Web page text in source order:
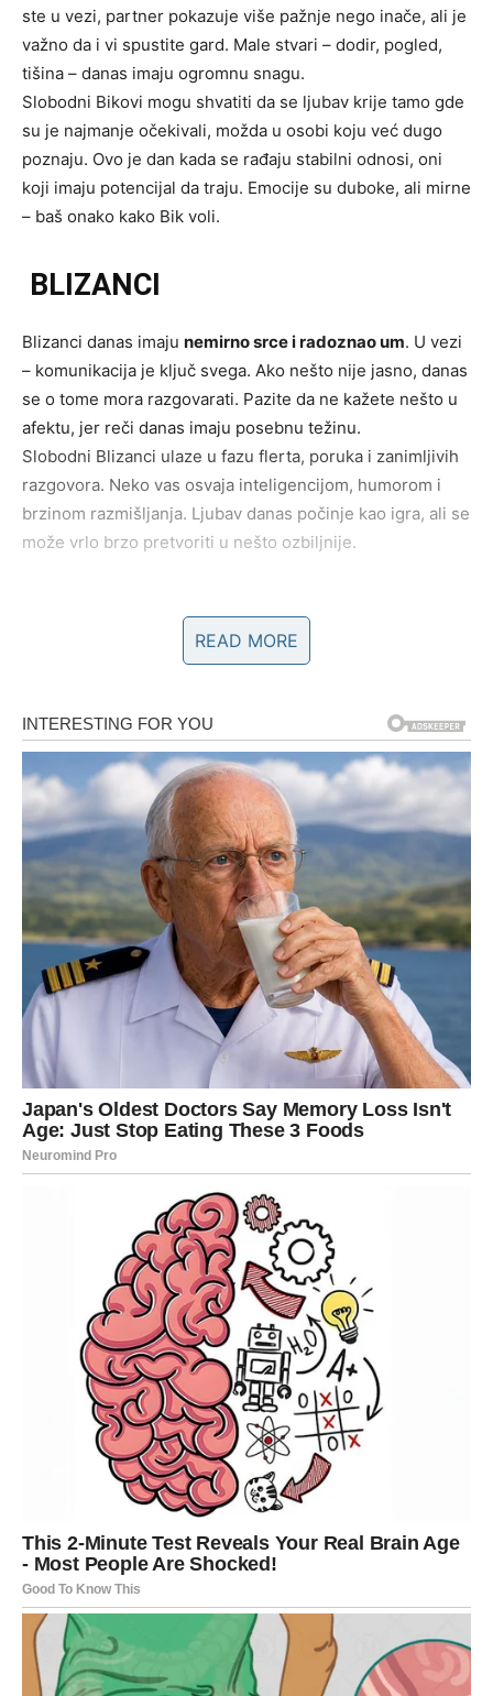
ste u vezi, partner pokazuje više pažnje nego inače, ali je
važno da i vi spustite gard. Male stvari – dodir, pogled,
tišina – danas imaju ogromnu snagu.
Slobodni Bikovi mogu shvatiti da se ljubav krije tamo gde
su je najmanje očekivali, možda u osobi koju već dugo
poznaju. Ovo je dan kada se rađaju stabilni odnosi, oni
koji imaju potencijal da traju. Emocije su duboke, ali mirne
– baš onako kako Bik voli.
BLIZANCI
Blizanci danas imaju nemirno srce i radoznao um. U vezi
– komunikacija je ključ svega. Ako nešto nije jasno, danas
se o tome mora razgovarati. Pazite da ne kažete nešto u
afektu, jer reči danas imaju posebnu težinu.
Slobodni Blizanci ulaze u fazu flerta, poruka i zanimljivih
razgovora. Neko vas osvaja inteligencijom, humorom i
brzinom razmišljanja. Ljubav danas počinje kao igra, ali se
može vrlo brzo pretvoriti u nešto ozbiljnije.
svaku emociju pojačano
prošlosti i budućnosti. Partner može pokazati ranjivost
koja vas dodatno povezuje.
Slobodni Rakovi mogu dobiti poruku ili poziv koji ih vraća
u prošlost. Pitanje je – da li ste spremni da ponovo
otvorite to poglavlje? Intuicija vam danas jasno govori šta
je ispravno. Ljubav za Raka danas znači sigurnost, toplinu
i osećaj doma.
LAV
Lav danas ponovo dolazi u fokus kada je ljubav u pitanju.
Ako ste u vezi, partner primećuje vaš trud, vašu toplinu i
vašu želju da odnos podignete na viši nivo. Ovo je dan
priznanja, komplimenata i lepih gestova.
Slobodni Lavovi zrače harizmom – gde god da se pojave,
privlače poglede. Moguće je novo poznanstvo koje
počinje vrlo strastveno. Ipak, Lav danas traži više od
avanture – traži nekoga ko će umeti da stoji uz njega i u
senci i na svetlu.
DEVICA
Device danas pokušavaju da razumeju svoje emocije, ali
srce traži spontanu reakciju. Ako ste u vezi, nemojte
analizirati svaku sitnicu – ponekad je dovoljno samo
osećati. Partner može biti zbunjen vašom povučenošću.
Slobodne Device mogu biti iznenađene osobom koja ne
odgovara njihovim planovima, ali im budi snažne emocije.
Ovo je dan kada se ruše kriterijumi, a srce preuzima
vođstvo.
READ MORE